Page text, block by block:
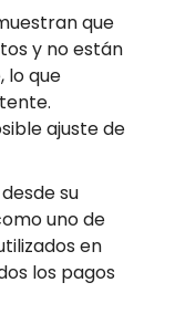
que
y no están
lo que
ajuste de
su
uno de
en
los pagos